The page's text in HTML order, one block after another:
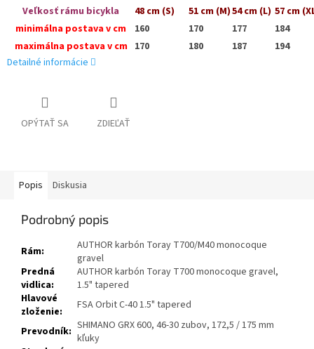
Veľkosť rámu bicykla 48 cm (S) 51 cm (M)54 cm (L) 57 cm
minimálna postava v cm
160 170 177
184
maximálna postava v cm 170 180 187
194
Detailné informácie
OPÝTAŤ SA ZDIEĽAŤ
Popis Diskusia
Podrobný popis
Rám:
AUTHOR karbón Toray T700/M40 monocoque
gravel
Predná
vidlica:
AUTHOR karbón Toray T700 monocoque gravel,
1.5" tapered
Hlavové
zloženie:
FSA Orbit C-40 1.5" tapered
Prevodník: SHIMANO GRX 600, 46-30 zubov, 172,5 / 175 mm
kľuky